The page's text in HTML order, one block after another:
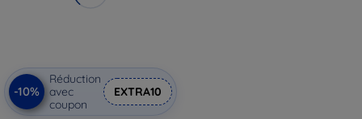
-10%
Réduction
avec
coupon
EXTRA10